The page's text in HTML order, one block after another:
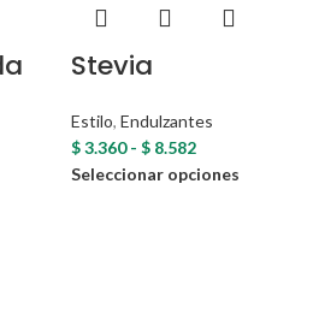
Stevia
Estilo, Endulzantes
$3.360 - $ 8.582
Seleccionar opciones